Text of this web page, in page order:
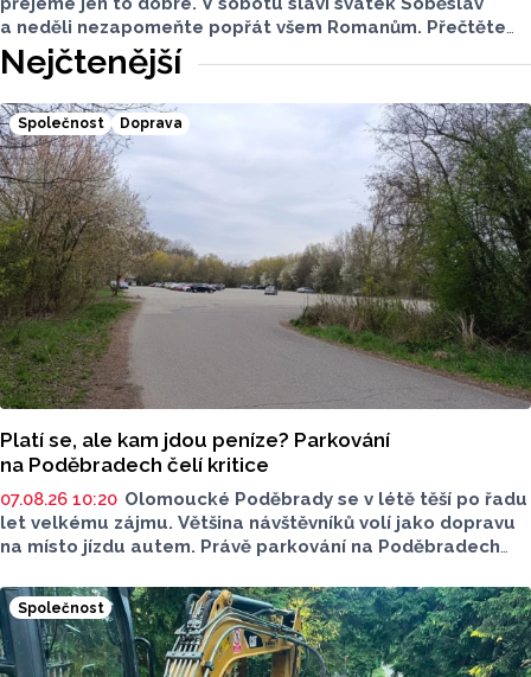
a neděli nezapomeňte popřát všem Romanům. Přečtěte
si svůj horoskop a mějte pěkný víkend.
Nejčtenější
Společnost Doprava
Platí se, ale kam jdou peníze? Parkování
na Poděbradech čelí kritice
07.08.26 10:20 Olomoucké Poděbrady se v létě těší po řadu
let velkému zájmu. Většina návštěvníků volí jako dopravu
na místo jízdu autem. Právě parkování na Poděbradech
Na konci června vznikla na Facebooku stránka s názvem
Poděbrady bez závor a nelegálního parkovného, která
upozorňuje na nevyhovujcí situaci s parkováním
u oblíbeného olomouckého letoviska. Za iniciativou stojí
Společnost